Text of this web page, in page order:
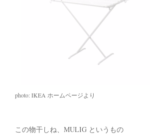
photo: IKEA ホームページより
この物干しね、MULIG というもの